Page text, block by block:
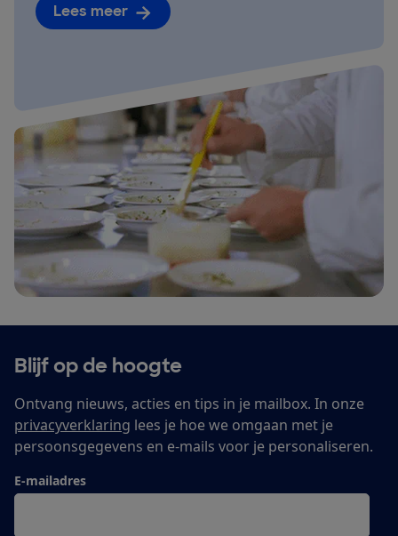
Lees meer
Blijf op de hoogte
Ontvang nieuws, acties en tips in je mailbox. In onze
privacyverklaring lees je hoe we omgaan met je
persoonsgegevens en e-mails voor je personaliseren.
E-mailadres